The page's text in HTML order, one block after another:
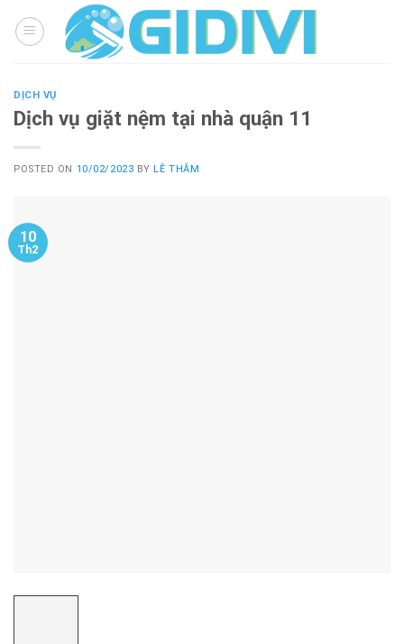
DỊCH VỤ
Dịch vụ giặt nệm tại nhà quận 11
POSTED ON 10/02/2023 BY LÊ THẮM
10
Th2